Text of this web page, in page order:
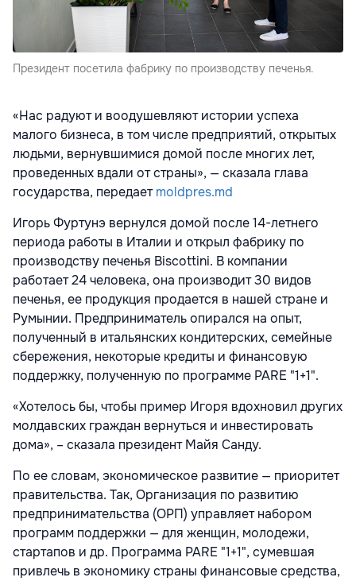
Президент посетила фабрику по производству печенья.
«Нас радуют и воодушевляют истории успеха
малого бизнеса, в том числе предприятий, открытых
людьми, вернувшимися домой после многих лет,
проведенных вдали от страны», — сказала глава
государства, передаетmoldpres.md
Игорь Фуртунэ вернулся домой после 14-летнего
периода работы в Италии и открыл фабрику по
производству печенья Biscottini. В компании
работает 24 человека, она производит 30 видов
печенья, ее продукция продается в нашей стране и
Румынии. Предприниматель опирался на опыт,
полученный в итальянских кондитерских, семейные
сбережения, некоторые кредиты и финансовую
поддержку, полученную по программе PARE "1+1".
«Хотелось бы, чтобы пример Игоря вдохновил других
молдавских граждан вернуться и инвестировать
дома», – сказала президент Майя Санду.
По ее словам, экономическое развитие — приоритет
правительства. Так, Организация по развитию
предпринимательства (ОРП) управляет набором
программ поддержки — для женщин, молодежи,
стартапов и др. Программа PARE "1+1", сумевшая
привлечь в экономику страны финансовые средства,